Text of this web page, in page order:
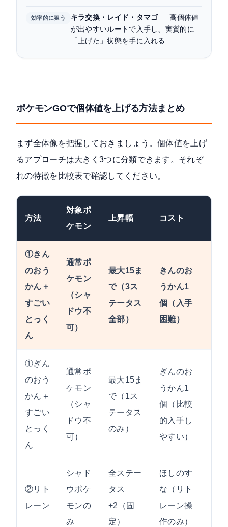
効率的に狙う キラ交換・レイド・タマゴ— 高個体値
が出やすいルートで入手し、実質的に
「上げた」状態を手に入れる
ポケモンGOで個体値を上げる方法まとめ
まず全体像を把握しておきましょう。個体値を上げ
るアプローチは大きく3つに分類できます。それぞ
れの特徴を比較表で確認してください。
方法
対象ポ
ケモン
上昇幅 コスト
①きん
のおう
かん＋
すごい
とっく
ん
通常ポ
ケモン
（シャ
ドウ不
可）
最大15ま
で（3ス
テータス
全部）
きんのお
うかん1
個（入手
困難）
①ぎん
のおう
かん＋
すごい
とっく
ん
通常ポ
ケモン
（シャ
ドウ不
可）
最大15ま
で（1ス
テータス
のみ）
ぎんのお
うかん1
個（比較
的入手し
やすい）
②リト
レーン
シャド
ウポケ
モンの
み
全ステー
タス
+2（固
定）
ほしのす
な（リト
レーン操
作のみ）